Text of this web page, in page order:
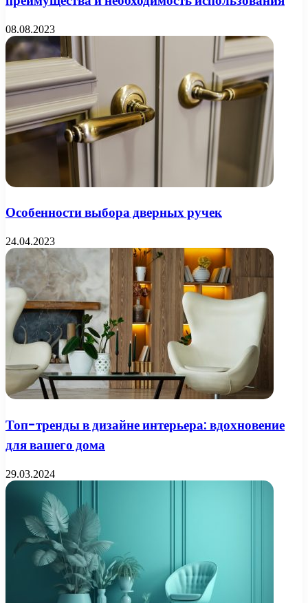
08.08.2023
Особенности выбора дверных ручек
24.04.2023
Топ-тренды в дизайне интерьера: вдохновение
для вашего дома
29.03.2024